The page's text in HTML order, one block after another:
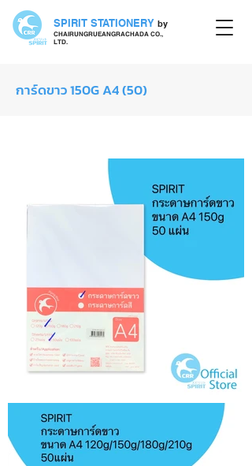
SPIRIT STATIONERY by
CHAIRUNGRUEANGRACHADA CO.,
LTD.
การ์ดขาว 150G A4 (50)